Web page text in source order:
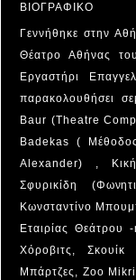
ΒΙΟΓΡΑΦΙΚΟ
Γεννήθηκε στην
Θέατρο Αθήνας
Εργαστήρι
παρακολουθήσει
Baur (Theatre
Badekas (
Alexander) ,
Σφυρικίδη
Κωνσταντίνο
Εταιρίας
Χόροβιτς,
Μπάρτζες, Ζοο